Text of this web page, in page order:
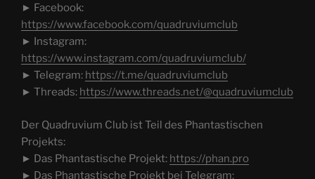
► Facebook:
https://www.facebook.com/quadruviumclub
► Instagram:
https://www.instagram.com/quadruviumclub/
► Telegram: https://t.me/quadruviumclub
► Threads: https://www.threads.net/@quadruviumclub
Der Quadruvium Club ist Teil des Phantastischen
Projekts:
► Das Phantastische Projekt: https://phan.pro
► Das Phantastische Projekt bei Telegram: